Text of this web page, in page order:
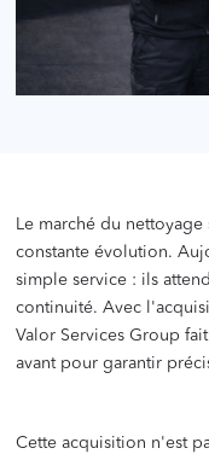
Le marché du
constante évolution.
simple service : ils
continuité. Avec
Valor Services Group
avant pour garantir
Cette acquisition n'est